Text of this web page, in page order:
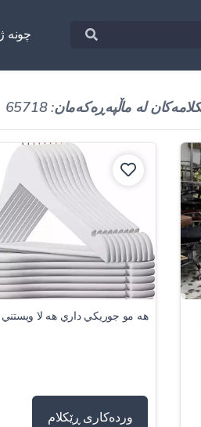
چونه‌
لە ماڵپەڕەکەمان: 65718
هه مو جوريكي داري هه لا
وردەکاری ڕێکلام